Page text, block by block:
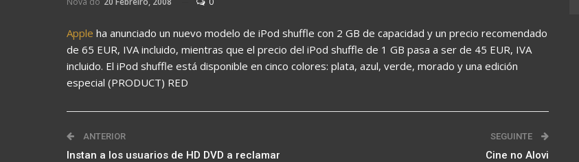
Apple ha anunciado un nuevo modelo de iPod shuffle con 2 GB de capacidad y un precio recomendado
de 65 EUR, IVA incluido, mientras que el precio del iPod shuffle de 1 GB pasa a ser de 45 EUR, IVA
incluido. El iPod shuffle está disponible en cinco colores: plata, azul, verde, morado y una edición
especial (PRODUCT) RED
ANTERIOR
Instan a los usuarios de HD DVD a reclamar
SEGUINTE
Cine no Alovi